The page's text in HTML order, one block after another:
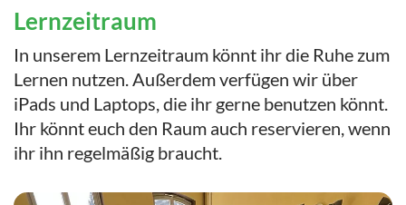
Lernzeitraum
In unserem Lernzeitraum könnt ihr die Ruhe zum
Lernen nutzen. Außerdem verfügen wir über
iPads und Laptops, die ihr gerne benutzen könnt.
Ihr könnt euch den Raum auch reservieren, wenn
ihr ihn regelmäßig braucht.